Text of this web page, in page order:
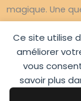
Ce site utilise
améliorer
vous
savoir plus
magique. Une